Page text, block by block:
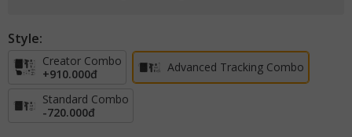
Style:
Creator Combo
+910.000đ Advanced Tracking Combo
Standard Combo
-720.000đ